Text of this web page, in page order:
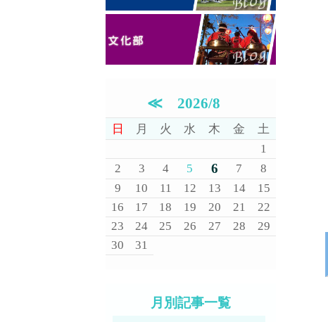
≪2026/8
日 月 火 水 木 金
土
1
2
3 4 5 6 7
8
9
10 11 12 13 14
15
16
17 18 19 20 21
22
23
24 25 26 27 28
29
30
31
月別記事一覧